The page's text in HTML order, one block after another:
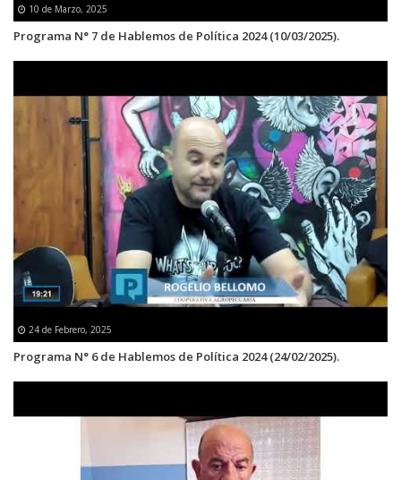
10 de Marzo, 2025
Programa N° 7 de Hablemos de Política 2024 (10/03/2025).
24 de Febrero, 2025
Programa N° 6 de Hablemos de Política 2024 (24/02/2025).